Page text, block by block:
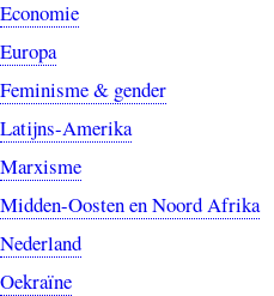
Economie
Europa
Feminisme & gender
Latijns-Amerika
Marxisme
Midden-Oosten en Noord Afrika
Nederland
Oekraïne